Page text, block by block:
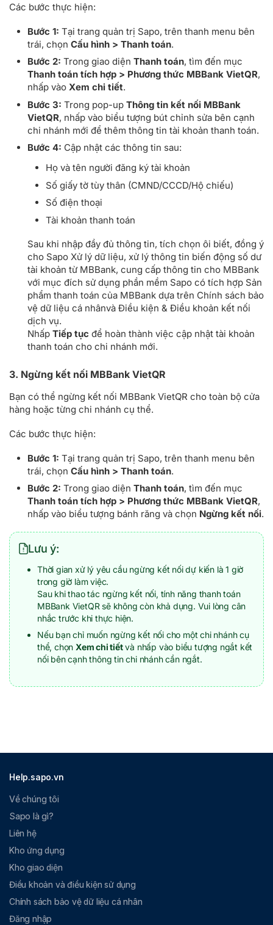
Các bước thực hiện:
Bước 1: Tại trang quản trị Sapo, trên thanh menu bên
trái, chọn Cấu hình > Thanh toán.
Bước 2: Trong giao diện Thanh toán, tìm đến mục
Thanh toán tích hợp > Phương thức MBBank VietQR,
nhấp vào Xem chi tiết.
Bước 3: Trong pop-up Thông tin kết nối MBBank
VietQR, nhấp vào biểu tượng bút chỉnh sửa bên cạnh
chi nhánh mới để thêm thông tin tài khoản thanh toán.
Bước 4: Cập nhật các thông tin sau:
Họ và tên người đăng ký tài khoản
Số giấy tờ tùy thân (CMND/CCCD/Hộ chiếu)
Số điện thoại
Tài khoản thanh toán
Sau khi nhập đầy đủ thông tin, tích chọn ôi biết, đồng ý
cho Sapo Xử lý dữ liệu, xử lý thông tin biến động số dư
tài khoản từ MBBank, cung cấp thông tin cho MBBank
với mục đích sử dụng phần mềm Sapo có tích hợp Sản
phẩm thanh toán của MBBank dựa trên Chính sách bảo
vệ dữ liệu cá nhânvà Điều kiện & Điều khoản kết nối
dịch vụ.
Nhấp Tiếp tục để hoàn thành việc cập nhật tài khoản
thanh toán cho chi nhánh mới.
3. Ngừng kết nối MBBank VietQR
Bạn có thể ngừng kết nối MBBank VietQR cho toàn bộ cửa
hàng hoặc từng chi nhánh cụ thể.
Các bước thực hiện:
Bước 1: Tại trang quản trị Sapo, trên thanh menu bên
trái, chọn Cấu hình > Thanh toán.
Bước 2: Trong giao diện Thanh toán, tìm đến mục
Thanh toán tích hợp > Phương thức MBBank VietQR,
nhấp vào biểu tượng bánh răng và chọn Ngừng kết nối.
Lưu ý:
Thời gian xử lý yêu cầu ngừng kết nối dự kiến là 1 giờ
trong giờ làm việc.
Sau khi thao tác ngừng kết nối, tính năng thanh toán
MBBank VietQR sẽ không còn khả dụng. Vui lòng cân
nhắc trước khi thực hiện.
Nếu bạn chỉ muốn ngừng kết nối cho một chi nhánh cụ
thể, chọn Xem chi tiếtvà nhấp vào biểu tượng ngắt kết
nối bên cạnh thông tin chi nhánh cần ngắt.
Help.sapo.vn
Về chúng tôi
Sapo là gì?
Liên hệ
Kho ứng dụng
Kho giao diện
Điều khoản và điều kiện sử dụng
Chính sách bảo vệ dữ liệu cá nhân
Đăng nhập